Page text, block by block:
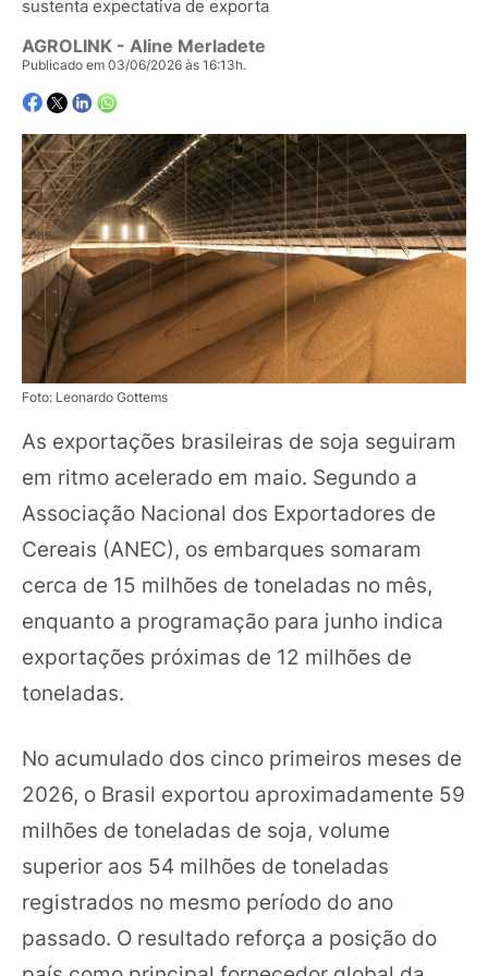
sustenta expectativa de exporta
AGROLINK - Aline Merladete
Publicado em 03/06/2026 às 16:13h.
Foto: Leonardo Gottems
As exportações brasileiras de soja seguiram
em ritmo acelerado em maio. Segundo a
Associação Nacional dos Exportadores de
Cereais (ANEC), os embarques somaram
cerca de 15 milhões de toneladas no mês,
enquanto a programação para junho indica
exportações próximas de 12 milhões de
toneladas.
No acumulado dos cinco primeiros meses de
2026, o Brasil exportou aproximadamente 59
milhões de toneladas de soja, volume
superior aos 54 milhões de toneladas
registrados no mesmo período do ano
passado. O resultado reforça a posição do